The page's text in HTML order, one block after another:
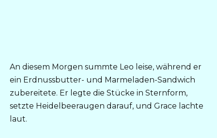
An diesem Morgen summte Leo leise, während er
ein Erdnussbutter- und Marmeladen-Sandwich
zubereitete. Er legte die Stücke in Sternform,
setzte Heidelbeeraugen darauf, und Grace lachte
laut.